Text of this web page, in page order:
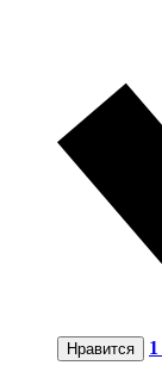
Нравится 1